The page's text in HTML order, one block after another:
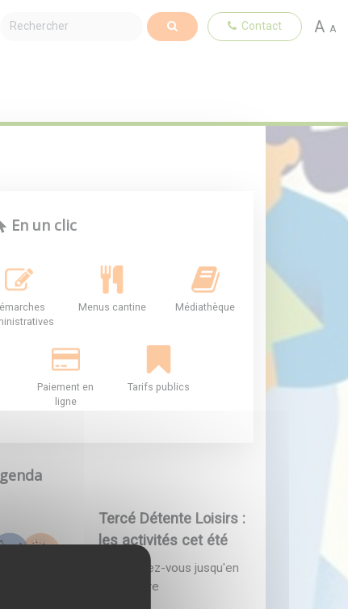
Contact A A
En un clic
Menus cantine Médiathèque
Paiement en
ligne
Tarifs publics
Tercé Détente Loisirs :
les activités cet été
Les rendez-vous jusqu'en
septembre